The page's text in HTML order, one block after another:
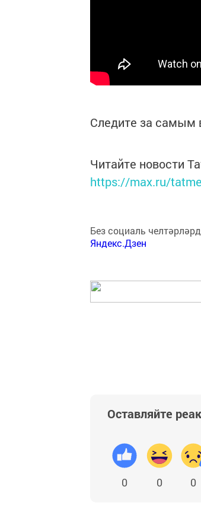
Следите за
Читайте новости
https://max.ru/
Без социаль
Яндекс.Дзен
Оставляйте
0 0 0